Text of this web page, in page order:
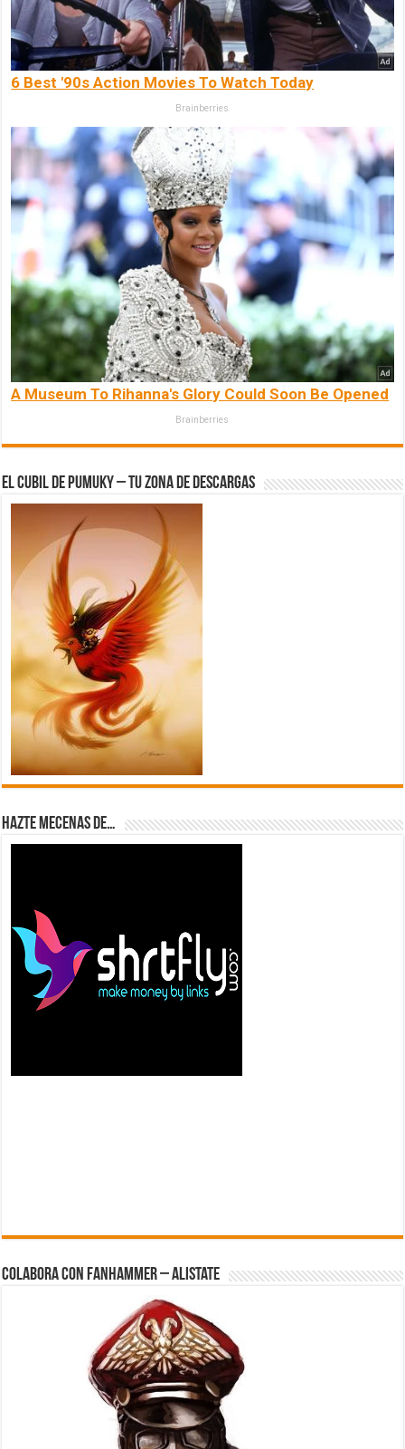
6 Best '90s Action Movies To Watch Today
Brainberries
A Museum To Rihanna's Glory Could Soon Be Opened
Brainberries
El Cubil de Pumuky – Tu zona de Descargas
Hazte Mecenas de…
Colabora con FanHammer – Alistate